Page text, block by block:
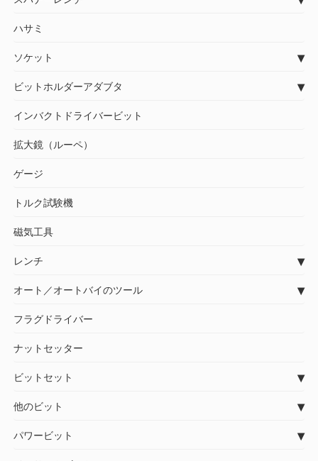
ハサミ
ソケット
ビットホルダーアダブタ
インバクトドライバービット
拡大鏡（ルーペ）
ゲージ
トルク試験機
磁気工具
レンチ
オート／オートバイのツール
フラグドライバー
ナットセッター
ビットセット
他のビット
パワービット